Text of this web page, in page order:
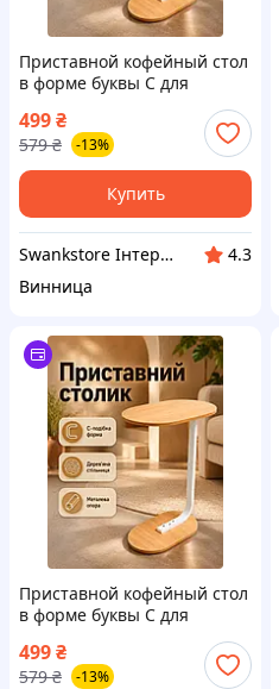
Приставной кофейный стол
в форме буквы C для
дивана и ноутбука 40×30×60
см из ДСП и металла
499₴
579 ₴ -13%
Купить
Swankstore Інтернет магазин
4.3
Винница
Приставной кофейный стол
в форме буквы C для
дивана и ноутбука 40×30×60
см из ДСП и металла
499₴
579 ₴ -13%